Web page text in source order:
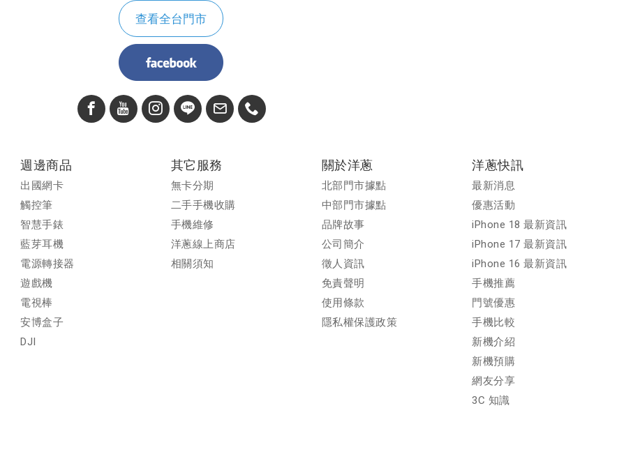
查看全台門市
週邊商品
出國網卡
觸控筆
智慧手錶
藍芽耳機
電源轉接器
遊戲機
電視棒
安博盒子
DJI
其它服務
無卡分期
二手手機收購
手機維修
洋蔥線上商店
相關須知
關於洋蔥
北部門市據點
中部門市據點
品牌故事
公司簡介
徵人資訊
免責聲明
使用條款
隱私權保護政策
洋蔥快訊
最新消息
優惠活動
iPhone 18 最新資訊
iPhone 17 最新資訊
iPhone 16 最新資訊
手機推薦
門號優惠
手機比較
新機介紹
新機預購
網友分享
3C 知識